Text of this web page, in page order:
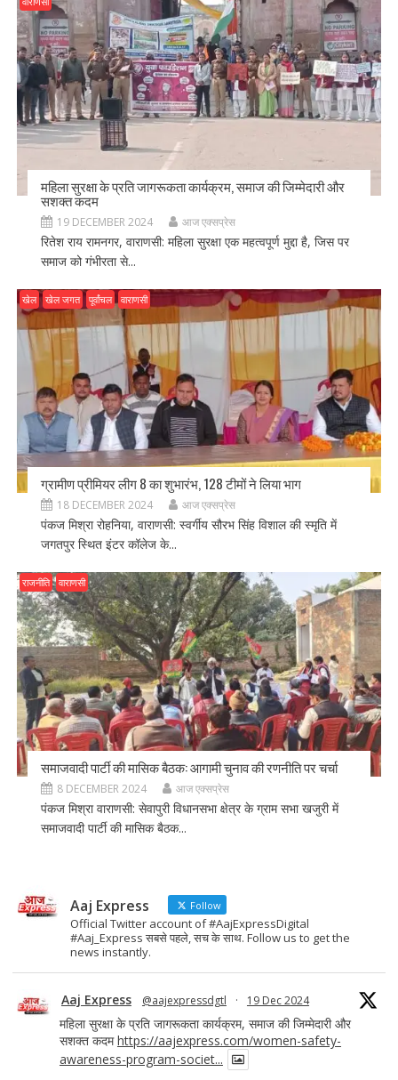
महिला सुरक्षा के प्रति जागरूकता कार्यक्रम, समाज की जिम्मेदारी और
सशक्त कदम
19 DECEMBER 2024 आज एक्सप्रेस
रितेश राय रामनगर, वाराणसी: महिला सुरक्षा एक महत्वपूर्ण मुद्दा है, जिस पर
समाज को गंभीरता से...
खेल खेल जगत पूर्वांचल वाराणसी
ग्रामीण प्रीमियर लीग 8 का शुभारंभ, 128 टीमों ने लिया भाग
18 DECEMBER 2024 आज एक्सप्रेस
पंकज मिश्रा रोहनिया, वाराणसी: स्वर्गीय सौरभ सिंह विशाल की स्मृति में
जगतपुर स्थित इंटर कॉलेज के...
राजनीति वाराणसी
समाजवादी पार्टी की मासिक बैठक: आगामी चुनाव की रणनीति पर चर्चा
8 DECEMBER 2024 आज एक्सप्रेस
पंकज मिश्रा वाराणसी: सेवापुरी विधानसभा क्षेत्र के ग्राम सभा खजुरी में
समाजवादी पार्टी की मासिक बैठक...
Aaj Express Follow
Official Twitter account of #AajExpressDigital
#Aaj_Express सबसे पहले, सच के साथ. Follow us to get the
news instantly.
Aaj Express @aajexpressdgtl · 19 Dec 2024
महिला सुरक्षा के प्रति जागरूकता कार्यक्रम, समाज की जिम्मेदारी और
सशक्त कदमhttps://aajexpress.com/women-safety-
awareness-program-societ...